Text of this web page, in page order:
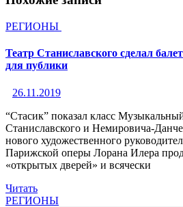
РЕГИОНЫ
Театр Станиславского сделал
для публики
26.11.2019
“Стасик” показал класс
Станиславского и Немировича-
нового художественного
Парижской оперы Лорана Илера
«открытых дверей» и всячески
Читать
РЕГИОНЫ